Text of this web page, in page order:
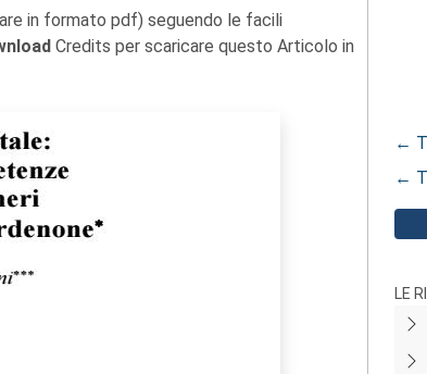
in formato pdf) seguendo le facili
Credits per scaricare questo Articolo in
←
←
LE